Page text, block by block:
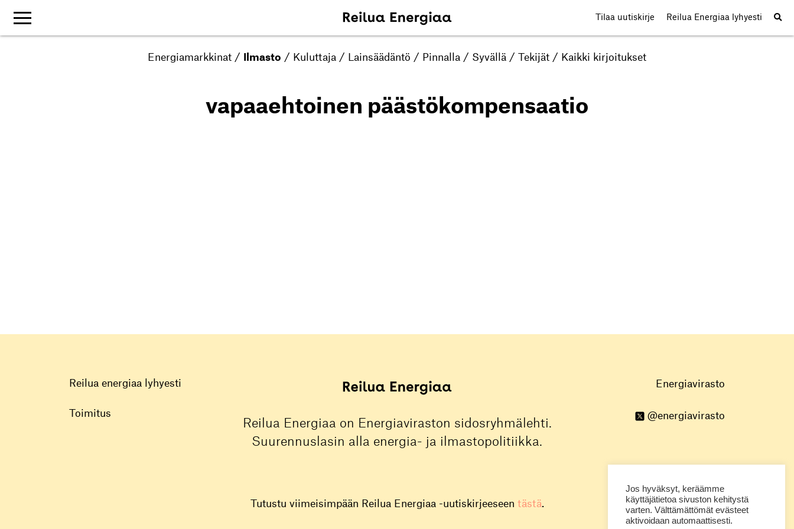
Tilaa uutiskirje Reilua Energiaa lyhyesti
Energiamarkkinat / Ilmasto / Kuluttaja / Lainsäädäntö / Pinnalla / Syvällä / Tekijät / Kaikki kirjoitukset
vapaaehtoinen päästökompensaatio
Reilua energiaa lyhyesti
Toimitus
Reilua Energiaa on Energiaviraston sidosryhmälehti.
Suurennuslasin alla energia- ja ilmastopolitiikka.
Tutustu viimeisimpään Reilua Energiaa -uutiskirjeeseen tästä.
Energiavirasto
@energiavirasto
Jos hyväksyt, keräämme
käyttäjätietoa sivuston kehitystä
varten. Välttämättömät evästeet
aktivoidaan automaattisesti.